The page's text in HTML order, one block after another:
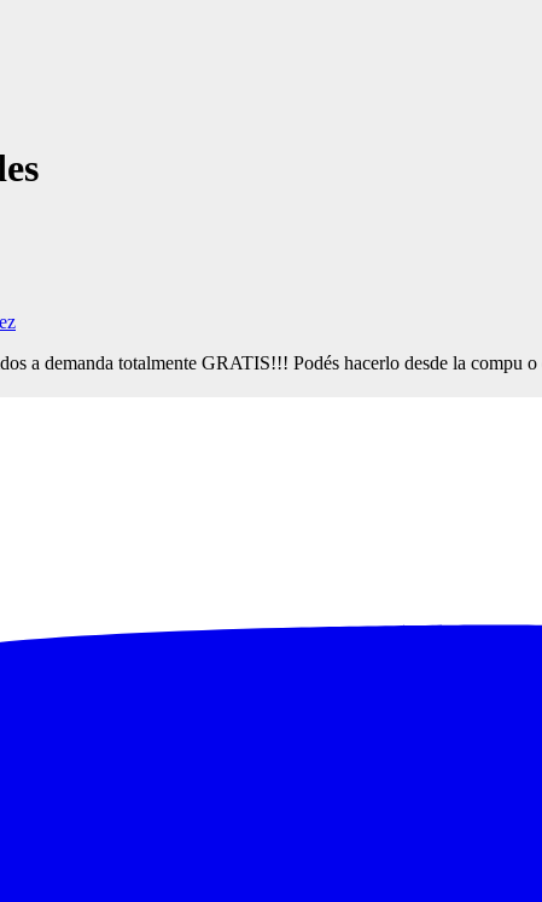
a demanda totalmente GRATIS!!! Podés hacerlo desde la